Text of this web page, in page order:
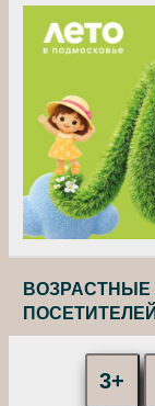
ВОЗРАСТНЫЕ
3+